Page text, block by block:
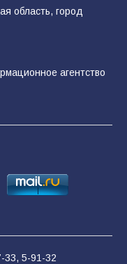
ответ
почему
— это
область, город
агентство
33, 5-91-32